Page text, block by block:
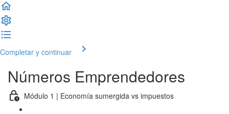
Completar y continuar
Números Emprendedores
Módulo 1 | Economía sumergida vs impuestos